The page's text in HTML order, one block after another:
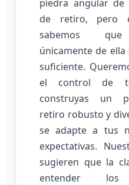
piedra angular de
de retiro, pero
sabemos
únicamente de
suficiente.
el control de
construyas un
retiro robusto y
se adapte a tus
expectativas.
sugieren que la
entender los